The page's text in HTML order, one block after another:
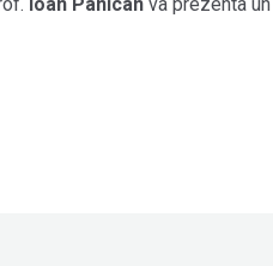
Ioan Panicanva prezenta un